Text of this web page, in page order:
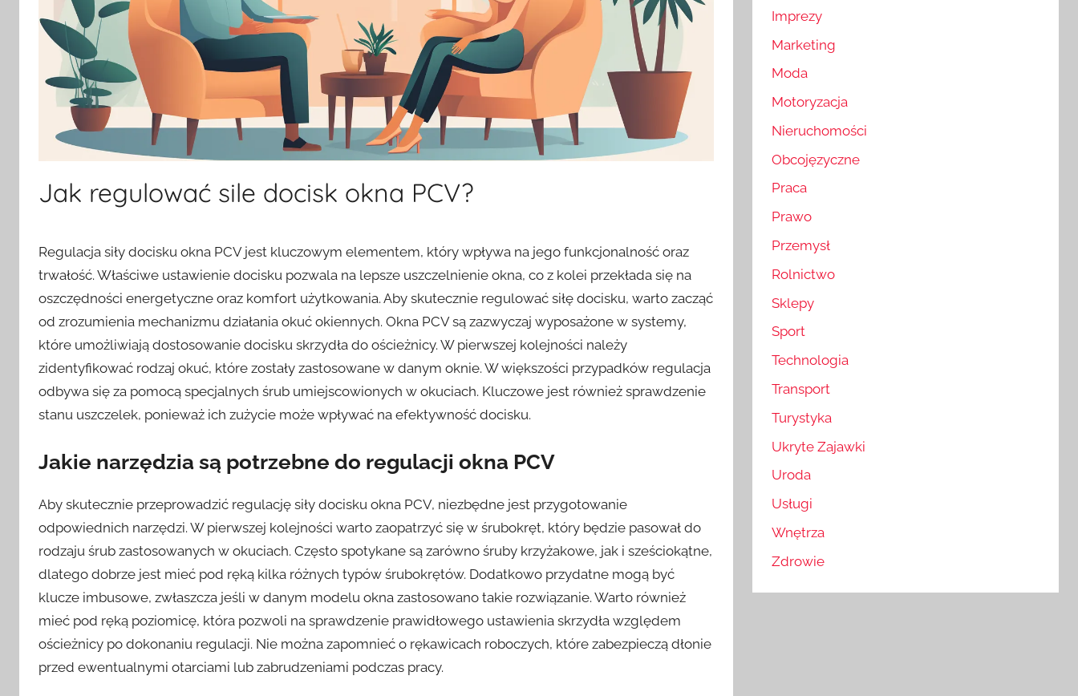
Jak regulować sile docisk okna PCV?
Regulacja siły docisku okna PCV jest kluczowym elementem, który wpływa na jego funkcjonalność oraz
trwałość. Właściwe ustawienie docisku pozwala na lepsze uszczelnienie okna, co z kolei przekłada się na
oszczędności energetyczne oraz komfort użytkowania. Aby skutecznie regulować siłę docisku, warto zacząć
od zrozumienia mechanizmu działania okuć okiennych. Okna PCV są zazwyczaj wyposażone w systemy,
które umożliwiają dostosowanie docisku skrzydła do ościeżnicy. W pierwszej kolejności należy
zidentyfikować rodzaj okuć, które zostały zastosowane w danym oknie. W większości przypadków regulacja
odbywa się za pomocą specjalnych śrub umiejscowionych w okuciach. Kluczowe jest również sprawdzenie
stanu uszczelek, ponieważ ich zużycie może wpływać na efektywność docisku.
Jakie narzędzia są potrzebne do regulacji okna PCV
Aby skutecznie przeprowadzić regulację siły docisku okna PCV, niezbędne jest przygotowanie
odpowiednich narzędzi. W pierwszej kolejności warto zaopatrzyć się w śrubokręt, który będzie pasował do
rodzaju śrub zastosowanych w okuciach. Często spotykane są zarówno śruby krzyżakowe, jak i sześciokątne,
dlatego dobrze jest mieć pod ręką kilka różnych typów śrubokrętów. Dodatkowo przydatne mogą być
klucze imbusowe, zwłaszcza jeśli w danym modelu okna zastosowano takie rozwiązanie. Warto również
mieć pod ręką poziomicę, która pozwoli na sprawdzenie prawidłowego ustawienia skrzydła względem
ościeżnicy po dokonaniu regulacji. Nie można zapomnieć o rękawicach roboczych, które zabezpieczą dłonie
przed ewentualnymi otarciami lub zabrudzeniami podczas pracy.
Imprezy
Marketing
Moda
Motoryzacja
Nieruchomości
Obcojęzyczne
Praca
Prawo
Przemysł
Rolnictwo
Sklepy
Sport
Technologia
Transport
Turystyka
Ukryte Zajawki
Uroda
Usługi
Wnętrza
Zdrowie